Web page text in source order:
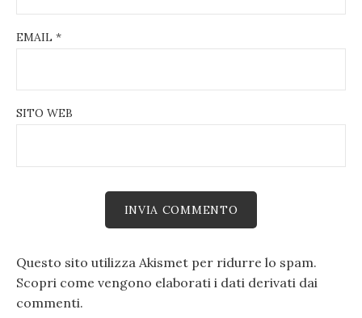
EMAIL *
SITO WEB
Questo sito utilizza Akismet per ridurre lo spam.
Scopri come vengono elaborati i dati derivati dai
commenti.